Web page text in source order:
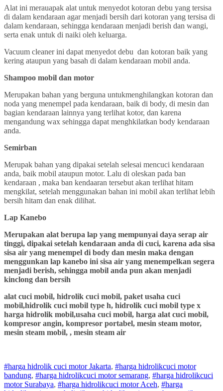
Alat ini merauapak alat untuk menyedot kotoran debu yang tersisa
di dalam kendaraan agar menjadi bersih dari kotoran yang tersisa di
dalam kendaraan, sehingga kendaraan menjadi berish dan wangi,
serta enak untuk di naiki oleh keluarga.
Vacuum cleaner ini dapat menyedot debu dan kotoran baik yang
kering ataupun yang basah di dalam kendaraan mobil anda.
Shampoo mobil dan motor
Merupakan bahan yang berguna untukmenghilangkan kotoran dan
noda yang menempel pada kendaraan, baik di body, di mesin dan
bagian kendaraan lainnya yang terlihat kotor, dan karena
mengandung wax sehingga dapat menghkilatkan body kendaraan
anda.
Semirban
Merupak bahan yang dipakai setelah selesai mencuci kendaraan
anda, baik mobil ataupun motor. Lalu di oleskan pada ban
kendaraan , maka ban kendaaran tersebut akan terlihat hitam
mengkilat, setelah menggunakan bahan ini mobil akan terlihat lebih
bersih hitam dan enak dilihat.
Lap Kanebo
Merupakan alat berupa lap yang mempunyai daya serap air
tinggi, dipakai setelah kendaraan anda di cuci, karena ada sisa
sisa air yang menempel di body dan mesin maka dengan
menggunkan lap kanebo ini sisa air yang menempelkan segera
menjadi berish, sehingga mobil anda pun akan menjadi
kinclong dan bersih
alat cuci mobil, hidrolik cuci mobil, paket usaha cuci
mobil,hidrolik cuci mobil type h, hidrolik cuci mobil type x
harga hidrolik mobil,usaha cuci mobil, harga alat cuci mobil,
kompresor angin, kompresor portabel, mesin steam motor,
mesin steam mobil, , mesin steam air
#harga hidrolik cuci motor Jakarta, #harga hidrolikcuci motor
bandung, #harga hidrolikcuci motorsemarang, #harga hidrolikcuci
motorSurabaya, #harga hidrolikcuci motorAceh, #harga